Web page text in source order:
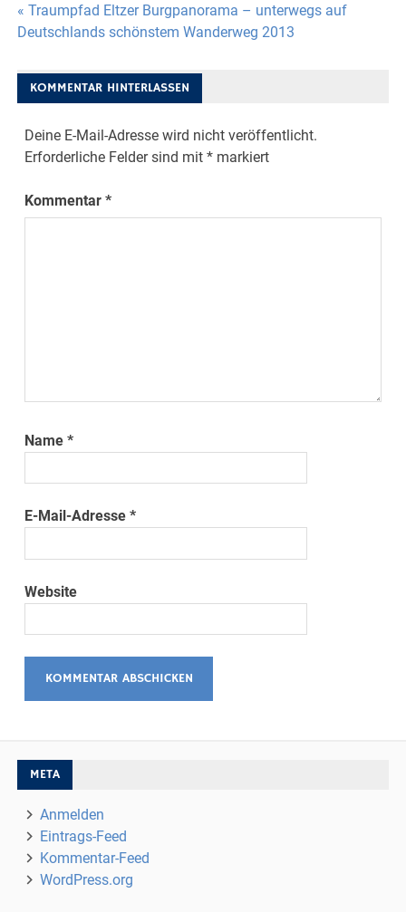
Beitragsnavigation
« Traumpfad Eltzer Burgpanorama – unterwegs auf
Deutschlands schönstem Wanderweg 2013
KOMMENTAR HINTERLASSEN
Deine E-Mail-Adresse wird nicht veröffentlicht.
Erforderliche Felder sind mit* markiert
Kommentar*
Name*
E-Mail-Adresse*
Website
META
Anmelden
Eintrags-Feed
Kommentar-Feed
WordPress.org